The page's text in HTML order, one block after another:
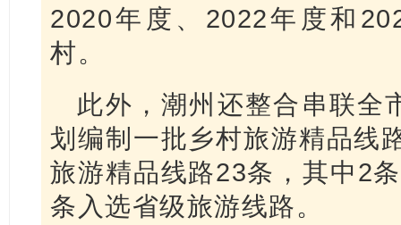
2020年度、2022年度和
村。
此外，潮州还整合串联全
划编制一批乡村旅游精品线
旅游精品线路23条，其中2
条入选省级旅游线路。